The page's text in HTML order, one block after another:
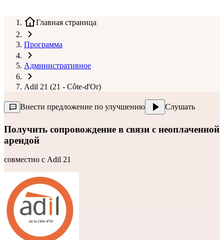
Главная страница
Программа
Административное
Adil 21 (21 - Côte-d'Or)
Внести предложение по улучшению Слушать
Получить сопровождение в связи с неоплаченной
арендой
совместно с Adil 21